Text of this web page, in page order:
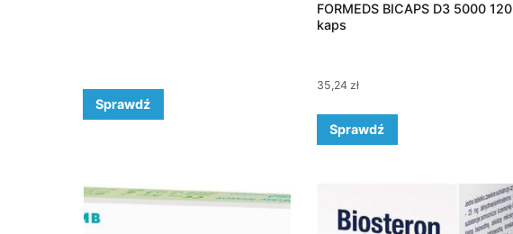
Sprawdź
FORMEDS BICAPS D3 5000 120
kaps
35,24 zł
Sprawdź